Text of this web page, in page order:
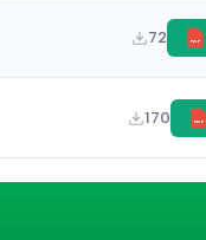
72 PDF
170 PDF